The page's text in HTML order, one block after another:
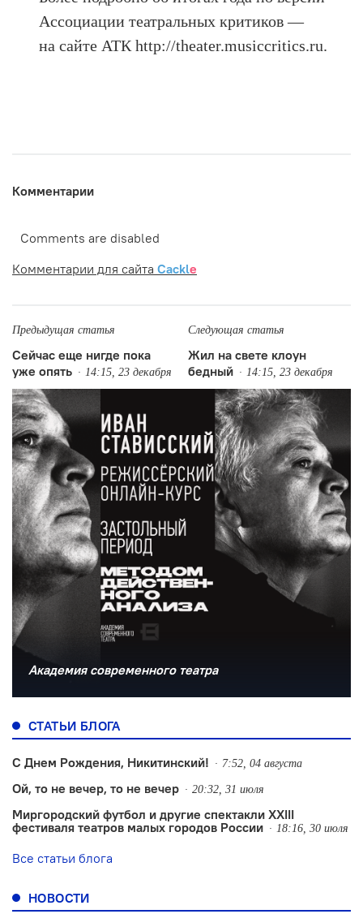
Ассоциации театральных критиков —
на сайте АТК http://theater.musiccritics.ru.
Комментарии
Comments are disabled
Комментарии для сайта Cackle
Предыдущая статья
Сейчас еще нигде пока
уже опять
14:15, 23 декабря
Следующая статья
Жил на свете клоун
бедный
14:15, 23 декабря
Академия современного театра
СТАТЬИ БЛОГА
С Днем Рождения, Никитинский! 7:52, 04 августа
Ой, то не вечер, то не вечер 20:32, 31 июля
Миргородский футбол и другие спектакли XXIII
фестиваля театров малых городов России
18:16, 30 июля
Все статьи блога
НОВОСТИ